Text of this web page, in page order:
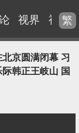
视界 视频
繁
京圆满闭幕 习
韩正王岐山 国